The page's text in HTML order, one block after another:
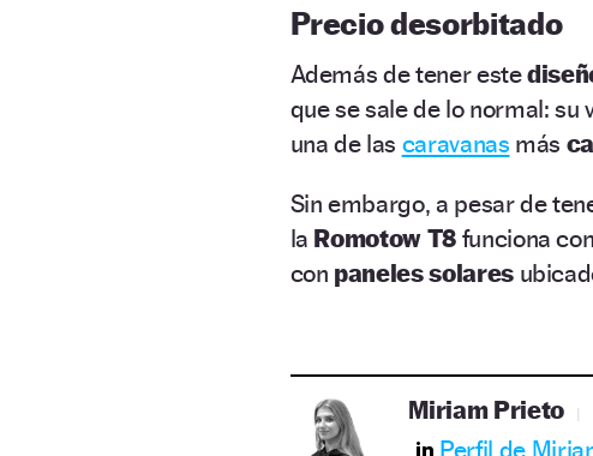
Precio desorbitado
Además de tener este
que se sale de lo normal: su
una de las caravanas más
Sin embargo, a pesar de
la Romotow T8 funciona
con paneles solares
Miriam Prieto
Perfil de